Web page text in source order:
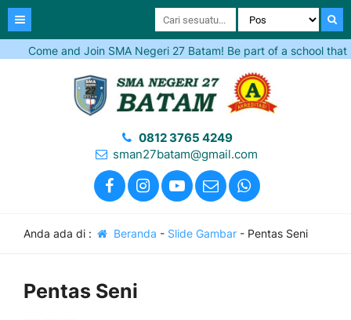
Come and Join SMA Negeri 27 Batam! Be part of a school that
0812 3765 4249
sman27batam@gmail.com
Anda ada di : Beranda - Slide Gambar- Pentas Seni
Pentas Seni